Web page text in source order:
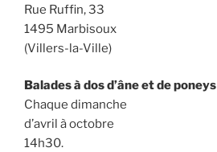
Rue Ruffin, 33
1495 Marbisoux
(Villers-la-Ville)
Balades à dos d’âne et de poneys
Chaque dimanche
d’avril à octobre
14h30.